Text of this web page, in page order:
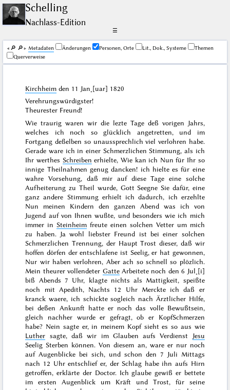
Schelling
Nachlass-Edition
☰
🔎︎ 🔎︎ Me­ta­da­ten Änderungen Personen, Orte Lit., Dok., Systeme
Themen
Querverweise
Kirchheim den 11 Jan˖[uar] 1820
Verehrungswürdigster!
Theurester Freund!
Wie traurig waren wir die lezte Tage deß vorigen Jahrs,
welches ich noch so glücklich angetretten, und im
Fortgang deßelben so unaussprechlich viel verlohren habe.
Gerade ware ich in einer Schmerzlichen Stimmung, als ich
Ihr werthes Schreiben erhielte, Wie kan ich Nun für Ihr so
innige Theilnahmen genug dancken! ich hielte es für eine
wahre Vorsehung, daß mir auf diese Tage eine solche
Aufheiterung zu Theil wurde, Gott Seegne Sie dafür, eine
ganz andere Stimmung erhielt ich dadurch, ich erzehlte
Nun meinen Kindern den ganzen Abend was ich von
Jugend auf von Ihnen wußte, und besonders wie ich mich
immer in Steinheim freute einen solchen Vetter um mich
zu haben. Ja wohl liebster Freund ist bei einer solchen
Schmerzlichen Trennung, der Haupt Trost dieser, daß wir
hoffen dörfen der entschlafene ist Seelig, er hat gewonnen,
Nur wir haben verlohren, Aber ach so schnell so plözlich.
Mein theurer vollendeter GatteArbeitete noch den6 Jul˖[i]
biß Abends 7 Uhr, klagte nichts als Mattigkeit, speißte
noch mit Apedith, Nachts 12 Uhr Merckte ich daß er
kranck waere, ich schickte sogleich nach Ärztlicher Hilfe,
bei deßen Ankunft hatte er noch das volle Bewußtsein,
gleich nachher wurde er gefragt, ob er KopfSchmerzen
habe? Nein sagte er, in meinem Kopf sieht es so aus wie
Luther sagte, daßwir im Glauben aufs Verdienst Jesu
Seelig Sterben können. Von diesem an, ware er nur noch
auf Augenblicke bei sich, und schon den 7 Juli Mittags
nach 12 Uhr entschlief er, der Schlag habe ihn aufs Hirn
getroffen, erklärte der Doctor. Ich glaube gewiß er bettete
im ersten Augenblick um Kräft und Trost, für seine